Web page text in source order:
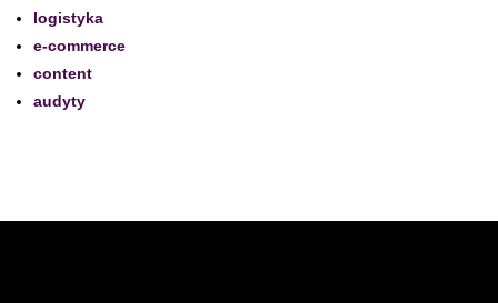
logistyka
e-commerce
content
audyty